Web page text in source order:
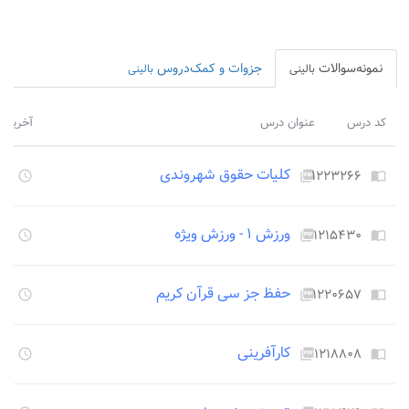
نمونه‌سوالات بالینی جزوات و کمک‌دروس بالینی
کد درس عنوان درس آخرین
import_contacts ۱۲۲۳۲۶۶picture_as_pdf کلیات حقوق شهروندی access_time
import_contacts ۱۲۱۵۴۳۰picture_as_pdf ورزش ۱ - ورزش ویژه access_time
import_contacts ۱۲۲۰۶۵۷picture_as_pdf حفظ جز سی قرآن کریم access_time
import_contacts ۱۲۱۸۸۰۸picture_as_pdf کارآفرینی access_time